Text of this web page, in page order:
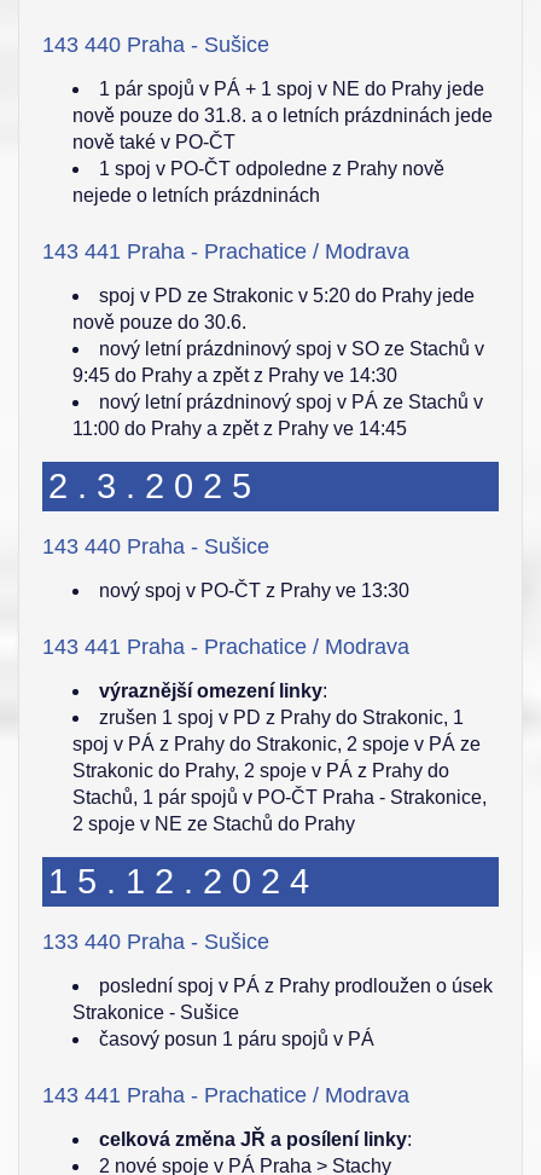
143 440 Praha - Sušice
1 pár spojů v PÁ + 1 spoj v NE do Prahy jede
nově pouze do 31.8. a o letních prázdninách jede
nově také v PO-ČT
1 spoj v PO-ČT odpoledne z Prahy nově
nejede o letních prázdninách
143 441 Praha - Prachatice / Modrava
spoj v PD ze Strakonic v 5:20 do Prahy jede
nově pouze do 30.6.
nový letní prázdninový spoj v SO ze Stachů v
9:45 do Prahy a zpět z Prahy ve 14:30
nový letní prázdninový spoj v PÁ ze Stachů v
11:00 do Prahy a zpět z Prahy ve 14:45
2.3.2025
143 440 Praha - Sušice
nový spoj v PO-ČT z Prahy ve 13:30
143 441 Praha - Prachatice / Modrava
výraznější omezení linky:
zrušen 1 spoj v PD z Prahy do Strakonic, 1
spoj v PÁ z Prahy do Strakonic, 2 spoje v PÁ ze
Strakonic do Prahy, 2 spoje v PÁ z Prahy do
Stachů, 1 pár spojů v PO-ČT Praha - Strakonice,
2 spoje v NE ze Stachů do Prahy
15.12.2024
133 440 Praha - Sušice
poslední spoj v PÁ z Prahy prodloužen o úsek
Strakonice - Sušice
časový posun 1 páru spojů v PÁ
143 441 Praha - Prachatice / Modrava
celková změna JŘ a posílení linky:
2 nové spoje v PÁ Praha > Stachy